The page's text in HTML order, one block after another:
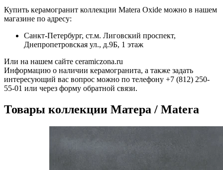
Купить керамогранит коллекции Matera Oxide можно в нашем
магазине по адресу:
Санкт-Петербург, ст.м. Лиговский проспект,
Днепропетровская ул., д.9Б, 1 этаж
Или на нашем сайте ceramiczona.ru
Информацию о наличии керамогранита, а также задать
интересующий вас вопрос можно по телефону +7 (812) 250-
55-01 или через форму обратной связи.
Товары коллекции Матера / Matera